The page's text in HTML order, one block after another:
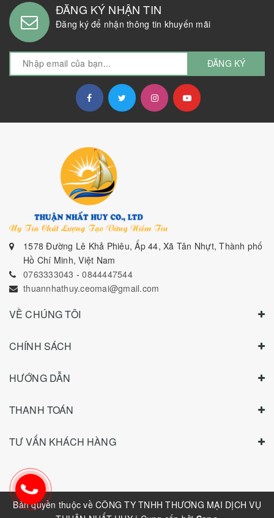
ĐĂNG KÝ NHẬN TIN
Đăng ký để nhận thông tin khuyến mãi
ĐĂNG KÝ
1578 Đường Lê Khả Phiêu, Ấp 44, Xã Tân Nhựt, Thành phố
Hồ Chí Minh, Việt Nam
0763333043 -0844447544
thuannhathuy.ceomai@gmail.com
VỀ CHÚNG TÔI
CHÍNH SÁCH
HƯỚNG DẪN
THANH TOÁN
TƯ VẤN KHÁCH HÀNG
Bản quyền thuộc về CÔNG TY TNHH THƯƠNG MẠI DỊCH VỤ